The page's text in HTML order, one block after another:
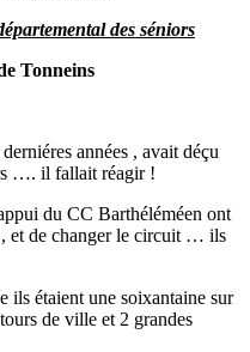
des séniors
Tonneins
années , avait déçu
…. il fallait réagir !
du CC Barthéléméen ont
, et de changer le circuit … ils
ils étaient une soixantaine sur
de ville et 2 grandes